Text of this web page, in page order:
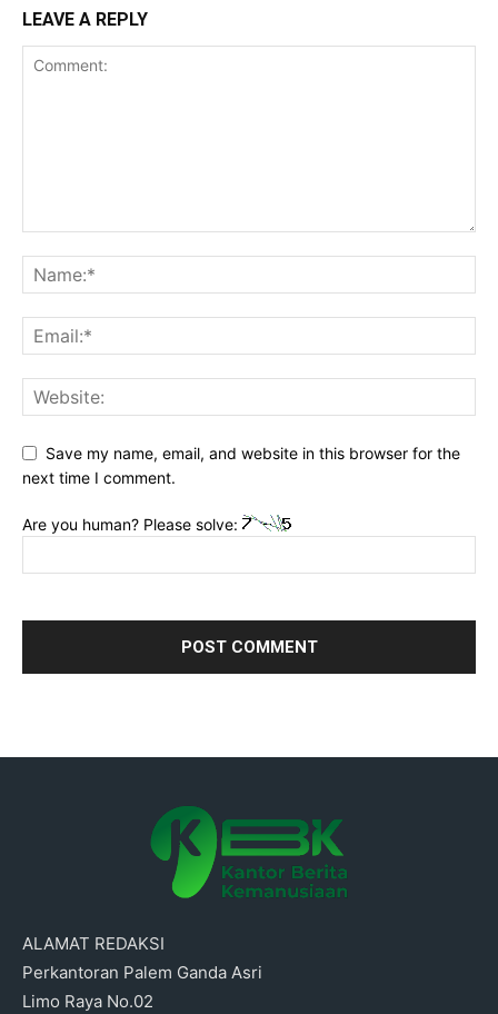
LEAVE A REPLY
Save my name, email, and website in this browser for the
next time I comment.
Are you human? Please solve:
ALAMAT REDAKSI
Perkantoran Palem Ganda Asri
Limo Raya No.02